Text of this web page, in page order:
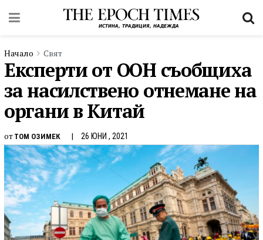
Начало Свят
Експерти от ООН съобщиха
за насилствено отнемане на
органи в Китай
от ТОМ ОЗИМЕК 26 ЮНИ , 2021